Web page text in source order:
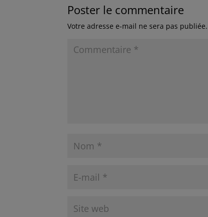
Poster le commentaire
Votre adresse e-mail ne sera pas publiée.